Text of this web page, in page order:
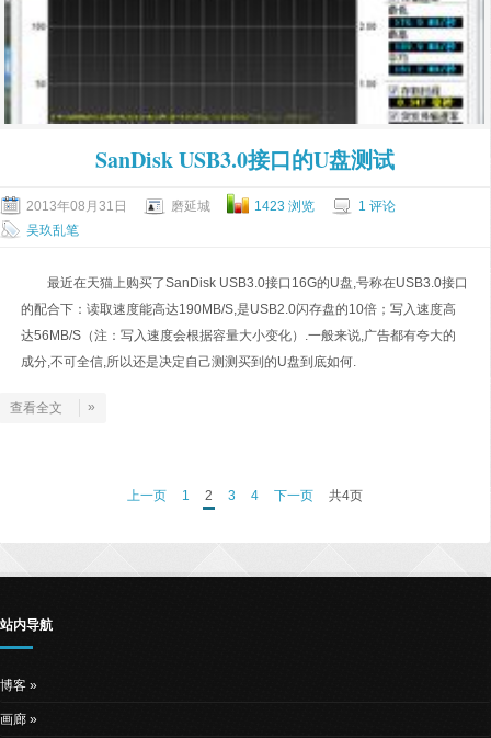
SanDisk USB3.0接口的U盘测试
2013年08月31日 磨延城 1423 浏览
1 评论
吴玖乱笔
最近在天猫上购买了SanDisk USB3.0接口16G的U盘,号称在USB3.0接口
的配合下：读取速度能高达190MB/S,是USB2.0闪存盘的10倍；写入速度高
达56MB/S（注：写入速度会根据容量大小变化）.一般来说,广告都有夸大的
成分,不可全信,所以还是决定自己测测买到的U盘到底如何.
查看全文 »
上一页 1 2 3 4 下一页 共4页
站内导航
博客
画廊